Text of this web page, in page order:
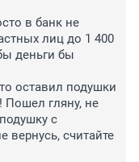
в банк не
лиц до 1 400
деньги бы
оставил подушки
Пошел гляну, не
с
вернусь, считайте